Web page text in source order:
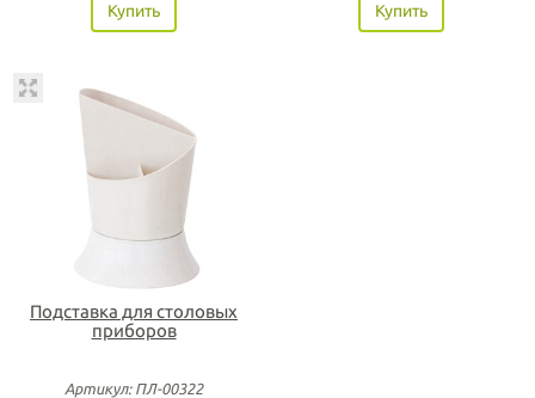
Купить Купить
Подставка для столовых
приборов
Артикул: ПЛ-00322